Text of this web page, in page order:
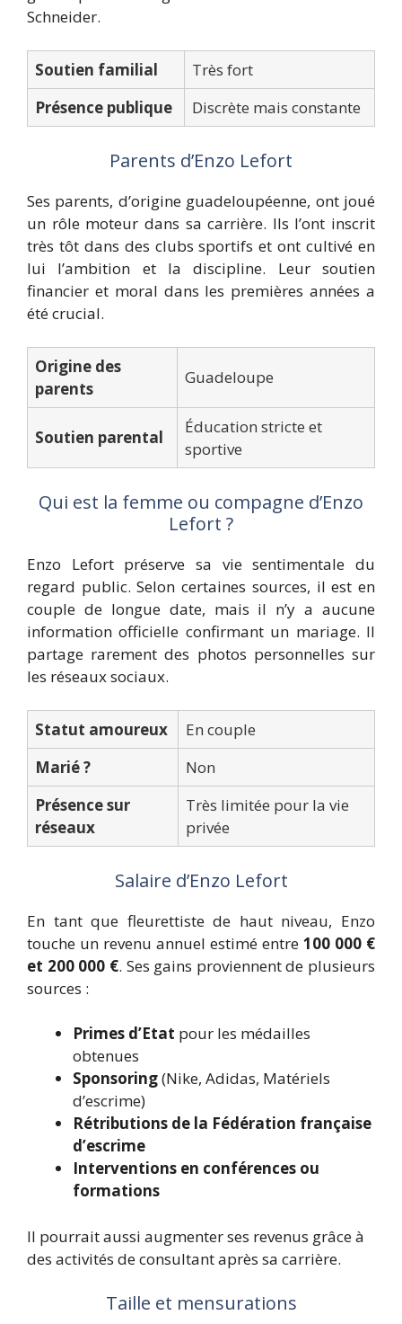
Schneider.
Soutien familial
Très fort
Présence publique
Discrète mais constante
Parents d’Enzo Lefort
Ses parents, d’origine guadeloupéenne, ont joué
un rôle moteur dans sa carrière. Ils l’ont inscrit
très tôt dans des clubs sportifs et ont cultivé en
lui l’ambition et la discipline. Leur soutien
financier et moral dans les premières années a
été crucial.
Origine des
parents
Guadeloupe
Soutien parental
Éducation stricte et
sportive
Qui est la femme ou compagne d’Enzo
Lefort ?
Enzo Lefort préserve sa vie sentimentale du
regard public. Selon certaines sources, il est en
couple de longue date, mais il n’y a aucune
information officielle confirmant un mariage. Il
partage rarement des photos personnelles sur
les réseaux sociaux.
Statut amoureux
En couple
Marié ?
Non
Présence sur
réseaux
Très limitée pour la vie
privée
Salaire d’Enzo Lefort
En tant que fleurettiste de haut niveau, Enzo
touche un revenu annuel estimé entre 100 000 €
et 200 000 €. Ses gains proviennent de plusieurs
sources :
Primes d’Etat pour les médailles
obtenues
Sponsoring(Nike, Adidas, Matériels
d’escrime)
Rétributions de la Fédération française
d’escrime
Interventions en conférences ou
formations
Il pourrait aussi augmenter ses revenus grâce à
des activités de consultant après sa carrière.
Taille et mensurations